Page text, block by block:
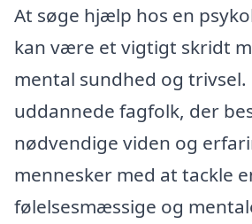
At søge hjælp hos en
kan være et vigtigt skridt
mental sundhed og
uddannede fagfolk, der
nødvendige viden og
mennesker med at tackle
følelsesmæssige og